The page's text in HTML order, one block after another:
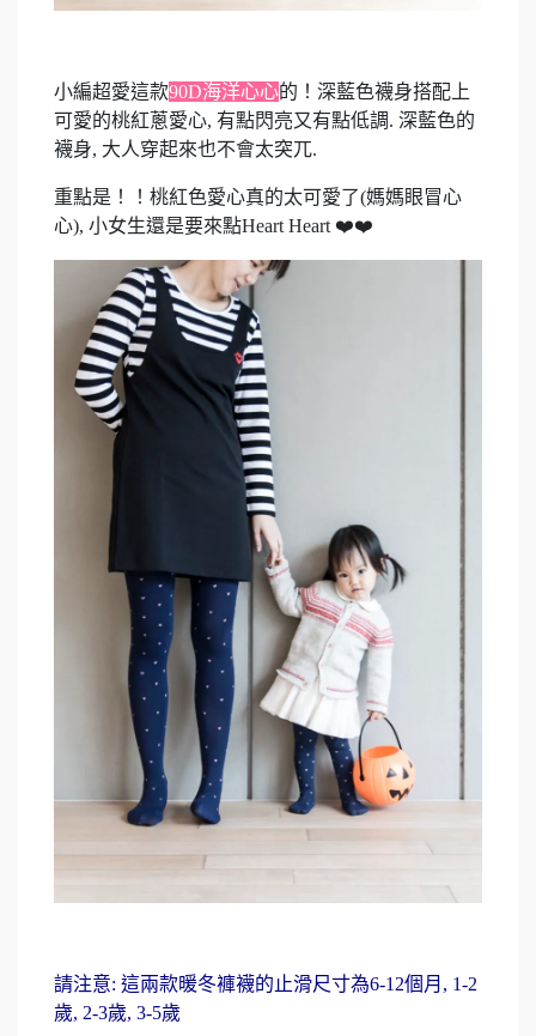
小編超愛這款90D海洋心心的！深藍色襪身搭配上
可愛的桃紅蔥愛心, 有點閃亮又有點低調. 深藍色的
襪身, 大人穿起來也不會太突兀.
重點是！！桃紅色愛心真的太可愛了(媽媽眼冒心
心), 小女生還是要來點Heart Heart ❤️❤️
請注意: 這兩款暖冬褲襪的止滑尺寸為6-12個月, 1-2
歲, 2-3歲, 3-5歲